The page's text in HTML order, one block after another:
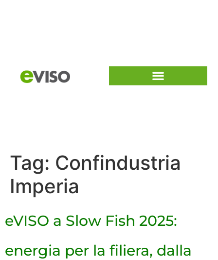
Tag: Confindustria
Imperia
eVISO a Slow Fish 2025:
energia per la filiera, dalla